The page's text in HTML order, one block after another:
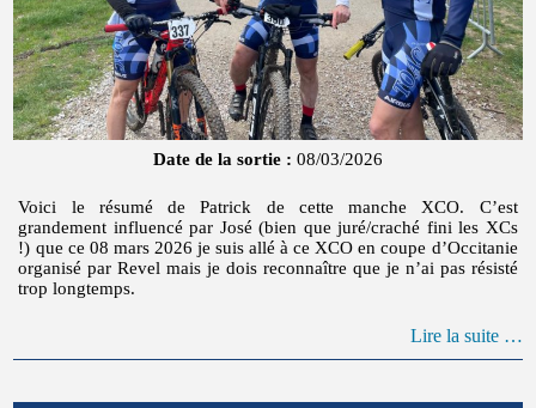
Date de la sortie : 08/03/2026
Voici le résumé de Patrick de cette manche XCO. C’est
grandement influencé par José (bien que juré/craché fini les XCs
!) que ce 08 mars 2026 je suis allé à ce XCO en coupe d’Occitanie
organisé par Revel mais je dois reconnaître que je n’ai pas résisté
trop longtemps.
Lire la suite …